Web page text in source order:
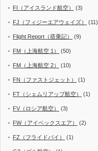
FI（アイスランド航空） (3)
FJ（フィジーエアウェイズ） (11)
Flight Report（搭乗記） (9)
FM（上海航空 1） (50)
FM（上海航空 2） (10)
FN（ファストジェット） (1)
FT（シェムリアップ航空） (1)
FV（ロシア航空） (3)
FW（アイベックスエア） (2)
FZ（フライドバイ） (1)